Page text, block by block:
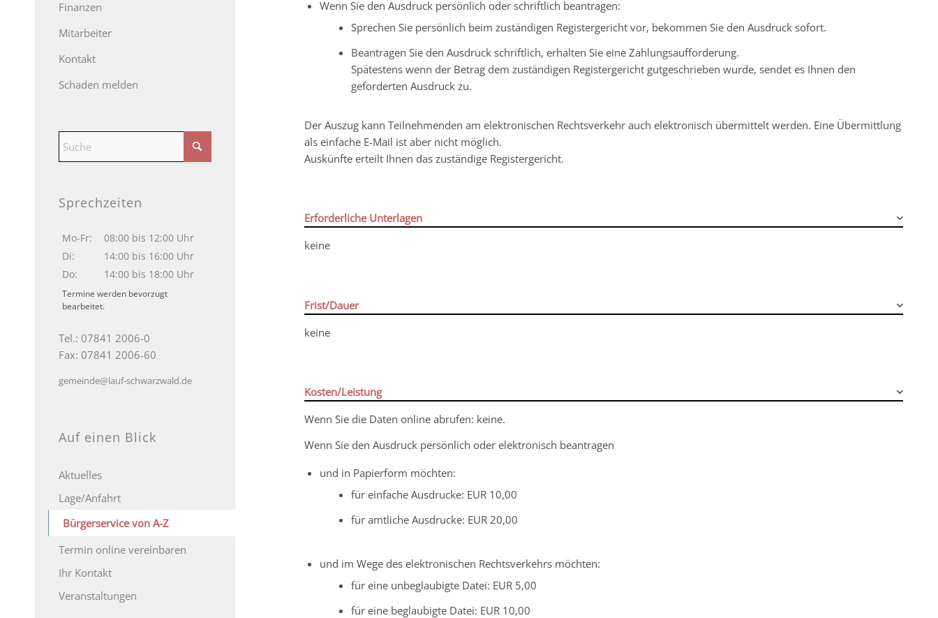
Wenn Sie den Ausdruck persönlich oder schriftlich beantragen:
Sprechen Sie persönlich beim zuständigen Registergericht vor, bekommen Sie den Ausdruck sofort.
Beantragen Sie den Ausdruck schriftlich, erhalten Sie eine Zahlungsaufforderung.
Spätestens wenn der Betrag dem zuständigen Registergericht gutgeschrieben wurde, sendet es Ihnen den
geforderten Ausdruck zu.
Der Auszug kann Teilnehmenden am elektronischen Rechtsverkehr auch elektronisch übermittelt werden. Eine Übermittlung
als einfache E-Mail ist aber nicht möglich.
Auskünfte erteilt Ihnen das zuständige Registergericht.
Erforderliche Unterlagen
keine
Frist/Dauer
keine
Kosten/Leistung
Wenn Sie die Daten online abrufen: keine.
Wenn Sie den Ausdruck persönlich oder elektronisch beantragen
und in Papierform möchten:
für einfache Ausdrucke: EUR 10,00
für amtliche Ausdrucke: EUR 20,00
und im Wege des elektronischen Rechtsverkehrs möchten:
für eine unbeglaubigte Datei: EUR 5,00
für eine beglaubigte Datei: EUR 10,00
Finanzen
Mitarbeiter
Kontakt
Schaden melden
Sprechzeiten
Mo-Fr:
08:00 bis 12:00 Uhr
Di:
14:00 bis 16:00 Uhr
Do:
14:00 bis 18:00 Uhr
Termine werden bevorzugt
bearbeitet.
Tel.: 07841 2006-0
Fax: 07841 2006-60
gemeinde@lauf-schwarzwald.de
Auf einen Blick
Aktuelles
Lage/Anfahrt
Bürgerservice von A-Z
Termin online vereinbaren
Ihr Kontakt
Veranstaltungen